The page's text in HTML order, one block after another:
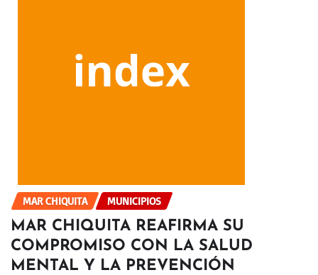
MAR CHIQUITA MUNICIPIOS
MAR CHIQUITA REAFIRMA SU
COMPROMISO CON LA SALUD
MENTAL Y LA PREVENCIÓN